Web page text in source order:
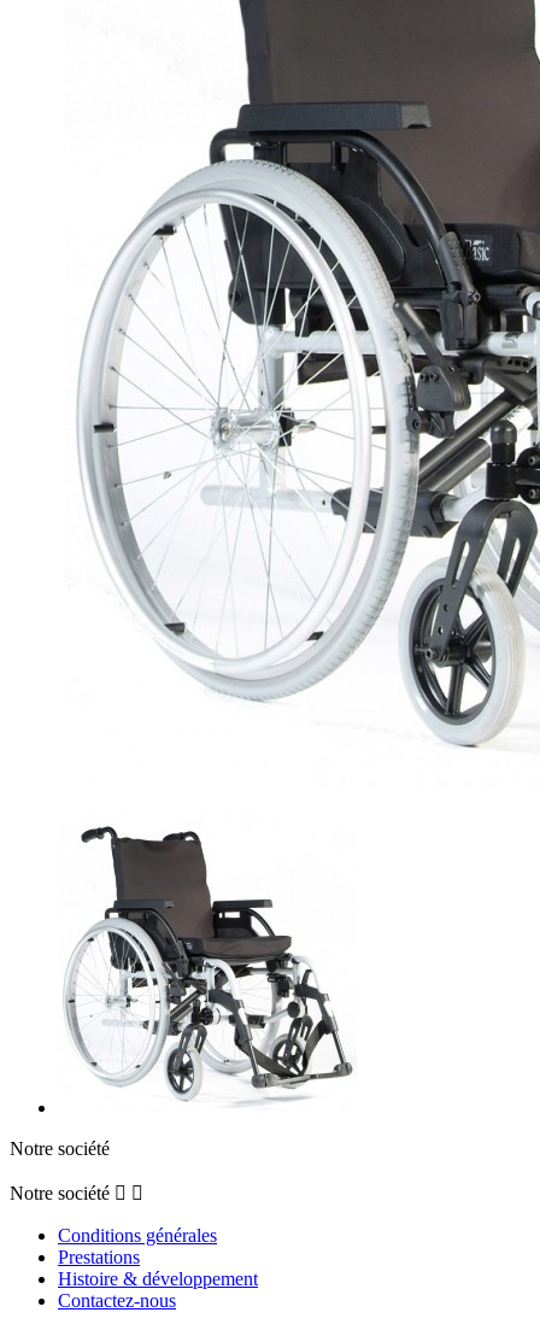
Notre société
Notre société  
Conditions générales
Prestations
Histoire & développement
Contactez-nous